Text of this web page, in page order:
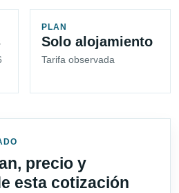
PLAN
Solo alojamiento
Tarifa observada
precio y
esta cotización